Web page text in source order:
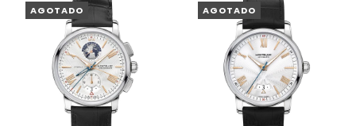
AGOTADO AGOTADO